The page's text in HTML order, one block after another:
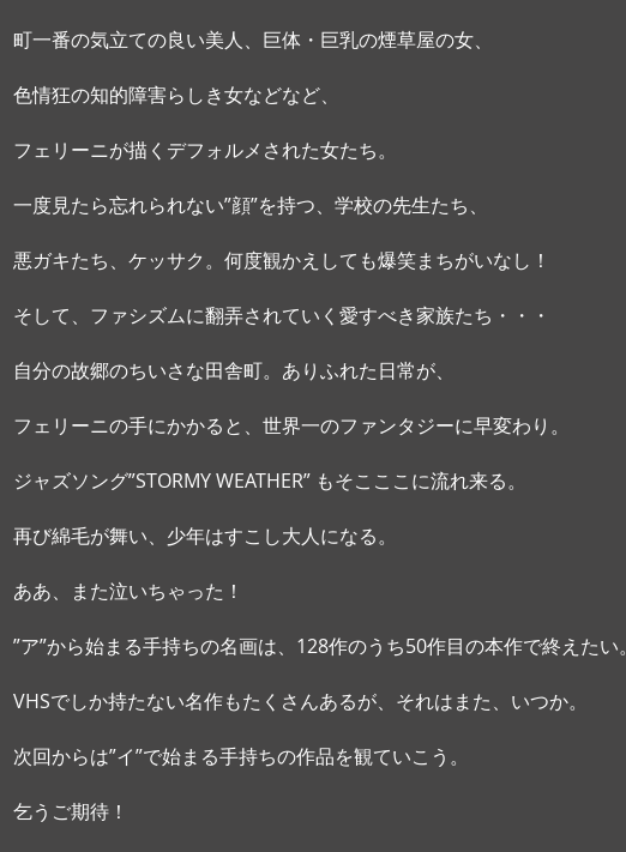
町一番の気立ての良い美人、巨体・巨乳の煙草屋の女、
色情狂の知的障害らしき女などなど、
フェリーニが描くデフォルメされた女たち。
一度見たら忘れられない”顔”を持つ、学校の先生たち、
悪ガキたち、ケッサク。何度観かえしても爆笑まちがいなし！
そして、ファシズムに翻弄されていく愛すべき家族たち・・・
自分の故郷のちいさな田舎町。ありふれた日常が、
フェリーニの手にかかると、世界一のファンタジーに早変わり。
ジャズソング”STORMY WEATHER” もそこここに流れ来る。
再び綿毛が舞い、少年はすこし大人になる。
ああ、また泣いちゃった！
”ア”から始まる手持ちの名画は、128作のうち50作目の本作で終えたい。
VHSでしか持たない名作もたくさんあるが、それはまた、いつか。
次回からは”イ”で始まる手持ちの作品を観ていこう。
乞うご期待！